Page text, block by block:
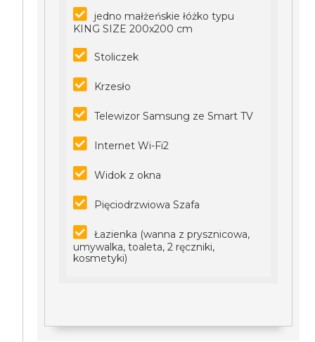
jedno małżeńskie łóżko typu
KING SIZE 200x200 cm
Stoliczek
Krzesło
Telewizor Samsung ze Smart TV
Internet Wi-Fi2
Widok z okna
Pięciodrzwiowa Szafa
Łazienka (wanna z prysznicowa,
umywalka, toaleta, 2 ręczniki,
kosmetyki)